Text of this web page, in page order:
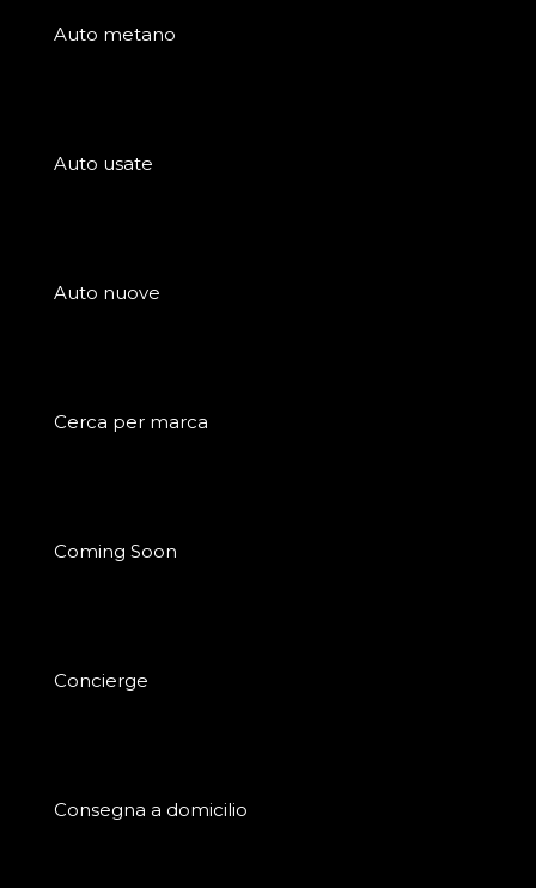
Auto metano
Auto usate
Auto nuove
Cerca per marca
Coming Soon
Concierge
Consegna a domicilio